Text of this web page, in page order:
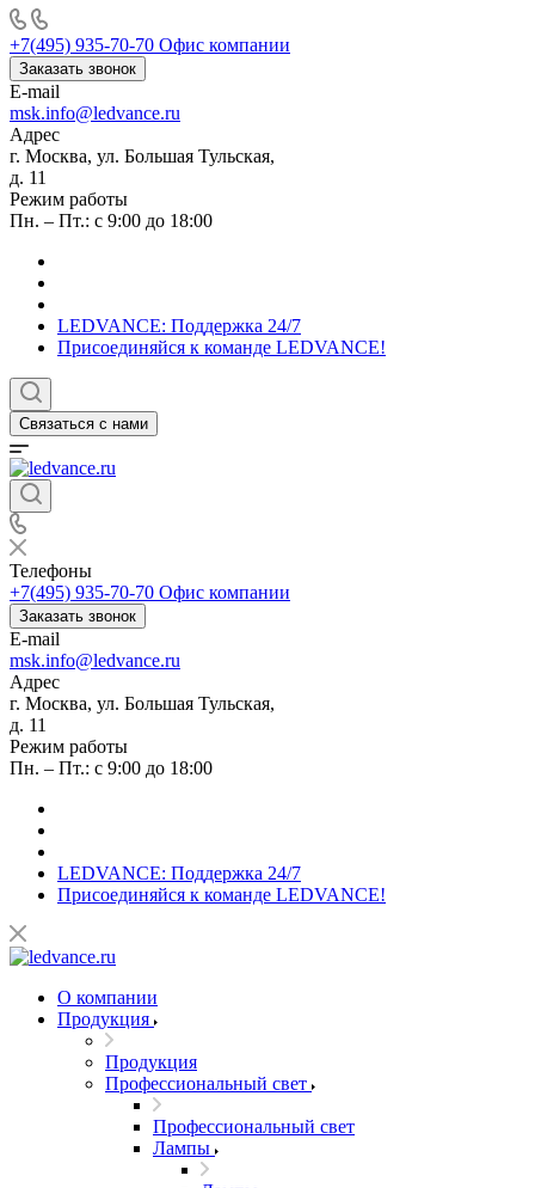
+7(495) 935-70-70 Офис компании
Заказать звонок
E-mail
msk.info@ledvance.ru
Адрес
г. Москва, ул. Большая Тульская,
д. 11
Режим работы
Пн. – Пт.: с 9:00 до 18:00
LEDVANCE: Поддержка 24/7
Присоединяйся к команде LEDVANCE!
Связаться с нами
Телефоны
+7(495) 935-70-70 Офис компании
Заказать звонок
E-mail
msk.info@ledvance.ru
Адрес
г. Москва, ул. Большая Тульская,
д. 11
Режим работы
Пн. – Пт.: с 9:00 до 18:00
LEDVANCE: Поддержка 24/7
Присоединяйся к команде LEDVANCE!
О компании
Продукция
Продукция
Профессиональный свет
Профессиональный свет
Лампы